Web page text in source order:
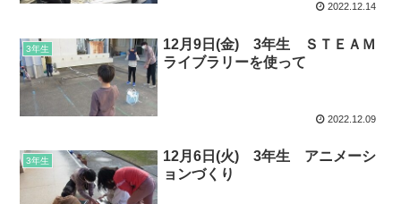
2022.12.14
3年生
12月9日(金) 3年生 ＳＴＥＡＭ
ライブラリーを使って
2022.12.09
3年生
12月6日(火) 3年生 アニメーシ
ョンづくり